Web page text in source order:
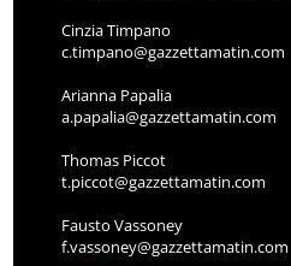
Cinzia Timpano
c.timpano@gazzettamatin.com
Arianna Papalia
a.papalia@gazzettamatin.com
Thomas Piccot
t.piccot@gazzettamatin.com
Fausto Vassoney
f.vassoney@gazzettamatin.com